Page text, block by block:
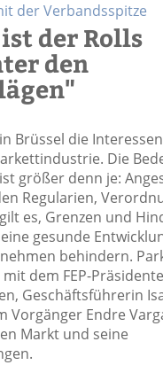
der Verbandsspitze
der Rolls
den
Brüssel die
Die
größer denn je:
Regularien,
es, Grenzen und
gesunde
behindern.
dem FEP-
Geschäftsführerin
Vorgänger Endre
Markt und seine